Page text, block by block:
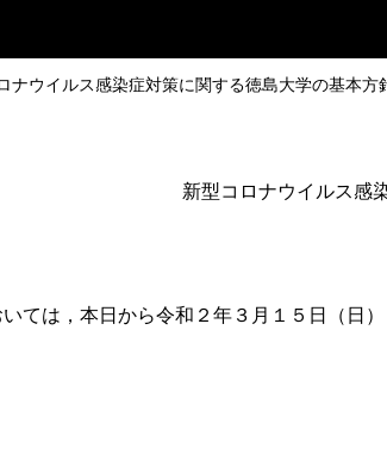
ナウイルス感染症対策に関する徳島大学の基本方
新型コロナウイルス感
ては，本日から令和２年３月１５日（日